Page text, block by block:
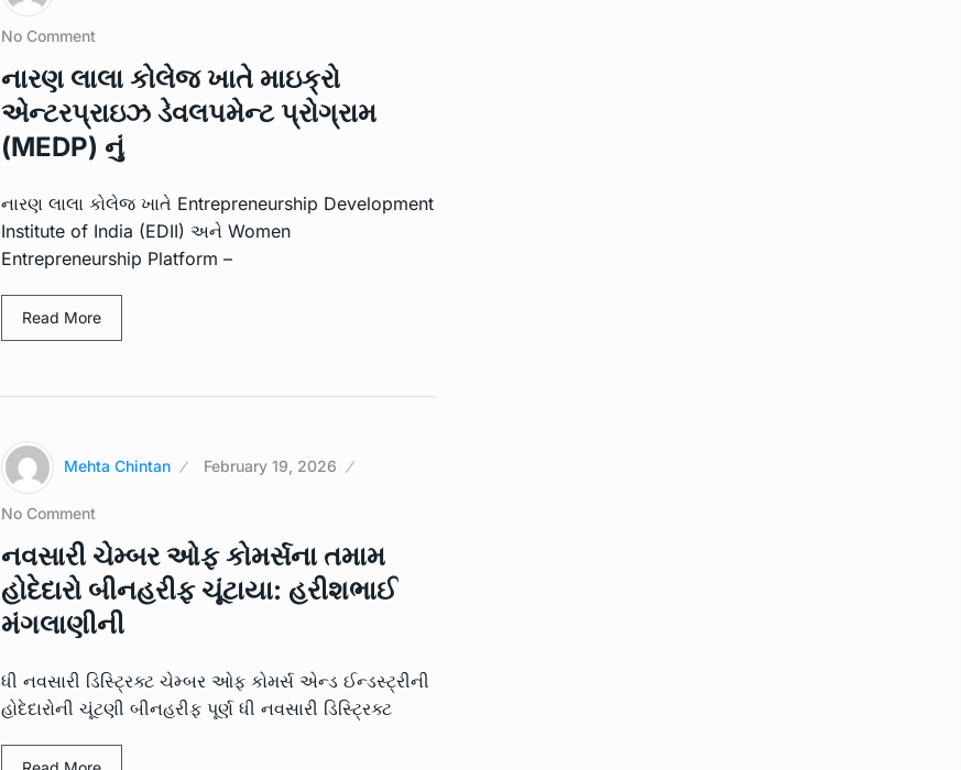
No Comment
નારણ લાલા કોલેજ ખાતે માઇક્રો
એન્ટરપ્રાઇઝ ડેવલપમેન્ટ પ્રોગ્રામ
(MEDP) નું
નારણ લાલા કોલેજ ખાતે Entrepreneurship Development
Institute of India (EDII) અને Women
Entrepreneurship Platform –
Read More
Mehta Chintan February 19, 2026
No Comment
નવસારી ચેમ્બર ઓફ કોમર્સના તમામ
હોદેદારો બીનહરીફ ચૂંટાયા: હરીશભાઈ
મંગલાણીની
ધી નવસારી ડિસ્ટ્રિક્ટ ચેમ્બર ઓફ કોમર્સ એન્ડ ઈન્ડસ્ટ્રીની
હોદેદારોની ચૂંટણી બીનહરીફ પૂર્ણ ધી નવસારી ડિસ્ટ્રિક્ટ